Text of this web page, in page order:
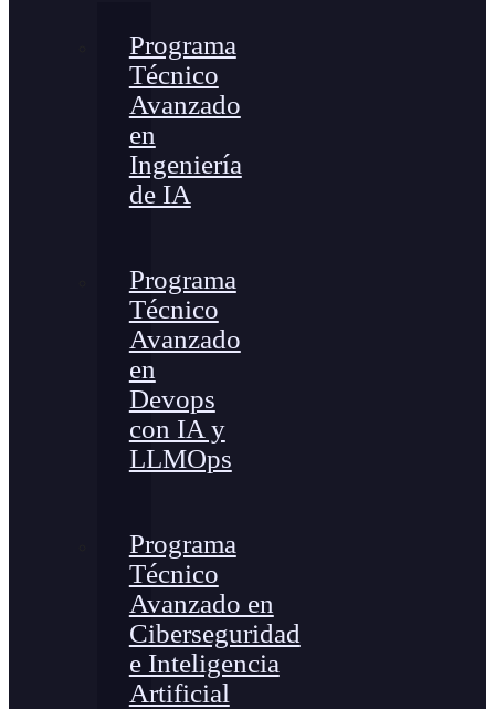
Programa
Técnico
Avanzado
en
Ingeniería
de IA
Programa
Técnico
Avanzado
en
Devops
con IA y
LLMOps
Programa
Técnico
Avanzado en
Ciberseguridad
e Inteligencia
Artificial